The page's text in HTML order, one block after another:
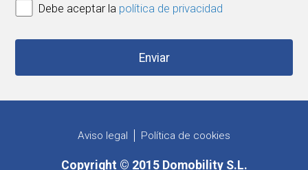
Debe aceptar la política de privacidad
Aviso legal Política de cookies
Copyright © 2015 Domobility S.L.